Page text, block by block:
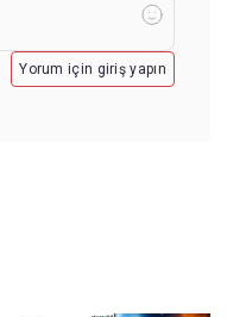
Yorum için giriş yapın